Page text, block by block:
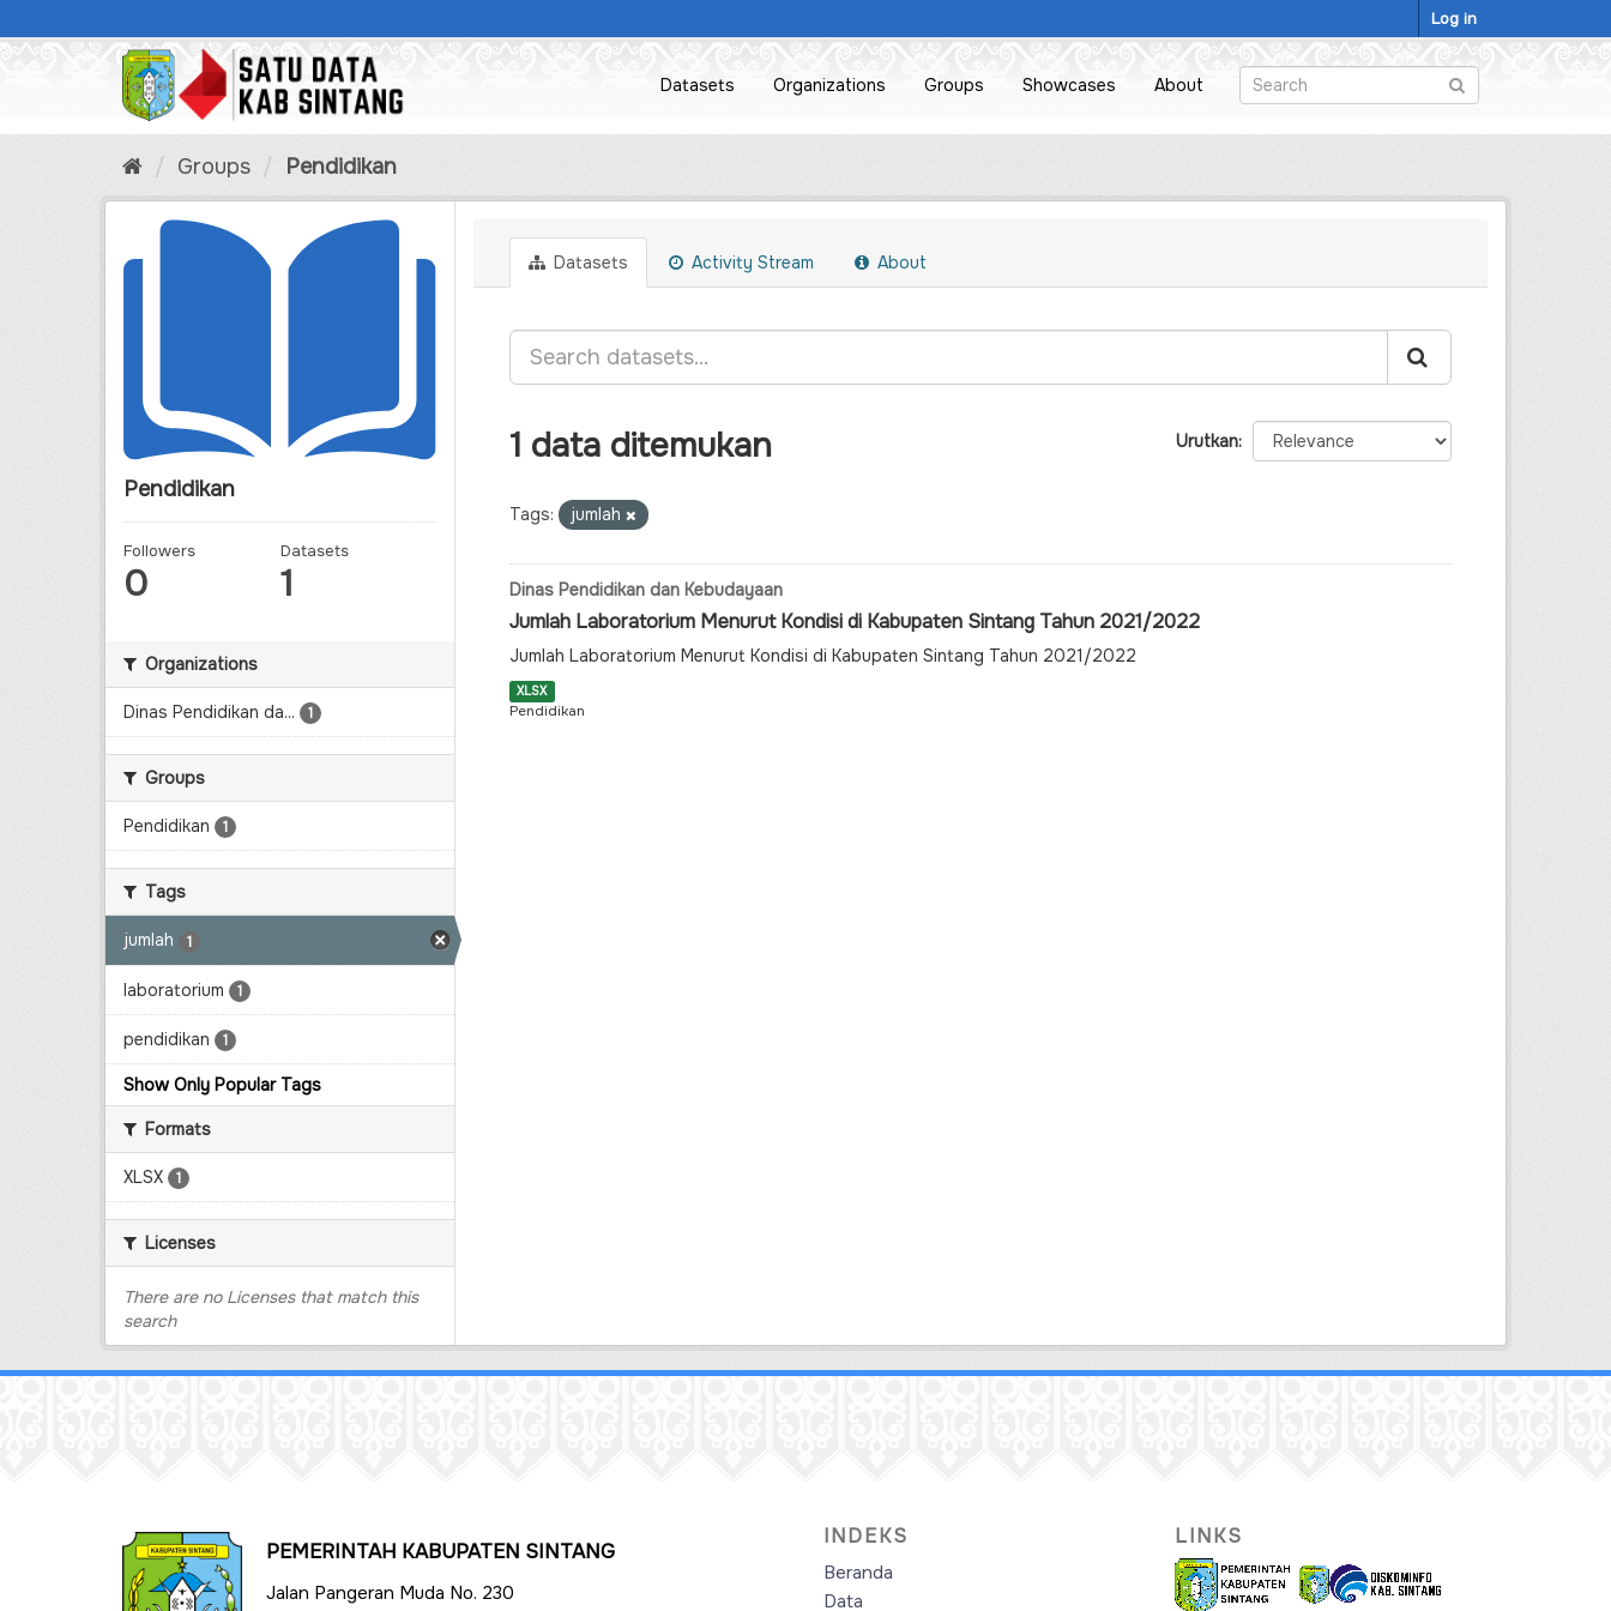
to
Log in
Datasets Organizations Groups Showcases About
Groups Pendidikan
Pendidikan
Followers
0
Datasets
1
Organizations
Dinas Pendidikan da... 1
Groups
Pendidikan 1
Tags
jumlah 1
laboratorium 1
pendidikan 1
Show Only Popular Tags
Formats
XLSX 1
Licenses
There are no Licenses that match this
search
Datasets Activity Stream About
Urutkan
1 data ditemukan
Tags: jumlah
Dinas Pendidikan dan Kebudayaan
Jumlah Laboratorium Menurut Kondisi di Kabupaten Sintang Tahun 2021/2022
Jumlah Laboratorium Menurut Kondisi di Kabupaten Sintang Tahun 2021/2022
XLSX
Pendidikan
PEMERINTAH KABUPATEN SINTANG
Jalan Pangeran Muda No. 230
INDEKS
Beranda
Data
LINKS